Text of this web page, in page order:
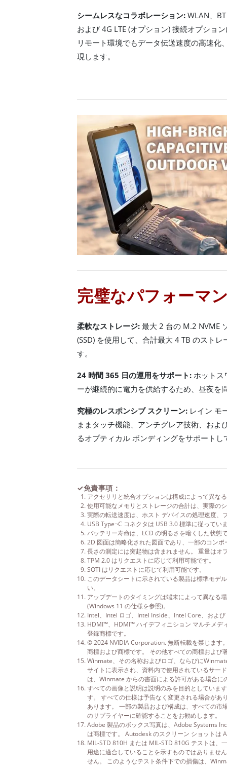
シームレスなコラボレーション: WLAN、
および 4G LTE (オプション) 接続オプショ
リモート環境でもデータ伝送速度の高速化
現します。
完璧なパフォーマ
柔軟なストレージ: 最大 2 台の M.2 NVME
(SSD) を使用して、合計最大 4 TB のスト
す。
24 時間 365 日の運用をサポート: ホットス
ーが継続的に電力を供給するため、昼夜を
究極のレスポンシブ スクリーン: レイン モ
ままタッチ機能、アンチグレア技術、およ
るオプティカル ボンディングをサポートし
✓免責事項：
アクセサリと統合オプションは構成によって異な
使用可能なメモリとストレージの合計は、実際の
実際の転送速度は、ホスト デバイスの処理速度
USB Type¬C コネクタは USB 3.0 標準に従って
バッテリー寿命は、LCD の明るさを暗くした状態
2D 図面は簡略化された図面であり、一部のコン
長さの測定には突起物は含まれません。 重量はオ
TPM 2.0 はリクエストに応じて利用可能です。
SOTI はリクエストに応じて利用可能です。
このデータシートに示されている製品は標準モデ
い。
アップデートのタイミングは端末によって異なる
(Windows 11 の仕様を参照)。
Intel、Intel ロゴ、Intel Inside、Intel Core、およ
HDMI™、HDMI™ ハイデフィニション マルチメ
登録商標です。
© 2024 NVIDIA Corporation. 無断転載を禁じます
商標および商標です。 その他すべての商標および
Winmate、その名称およびロゴ、ならびに
サイトに表示され、資料内で使用されているサー
は、Winmate からの書面による許可がある場合
すべての画像と説明は説明のみを目的としていま
す。 すべての仕様は予告なく変更される場合が
あります。 一部の製品および構成は、すべての
のサプライヤーに確認することをお勧めします。
Adobe 製品のボックス写真は、Adobe Systems
は商標です。 Autodesk のスクリーン ショットは
MIL-STD 810H または MIL-STD 810G テストは
用途に適合していることを示すものではありませ
せん。 このようなテスト条件下での損傷は、